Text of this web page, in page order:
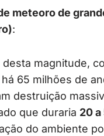
meteoro de
:
desta magnitude,
65 milhões de
destruição
que duraria 20 a
do ambiente